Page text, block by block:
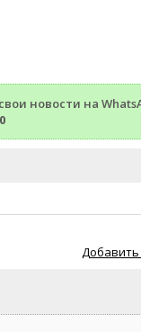
новости на